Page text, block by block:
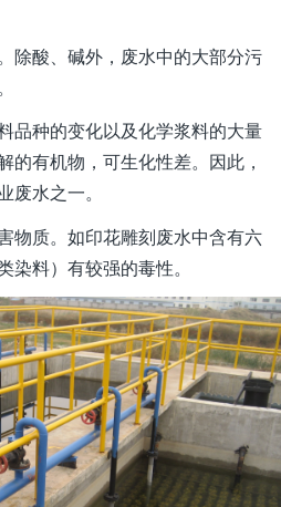
除酸、碱外，废水中的大部分污
品种的变化以及化学浆料的大量
的有机物，可生化性差。因此，
废水之一。
物质。如印花雕刻废水中含有六
染料）有较强的毒性。